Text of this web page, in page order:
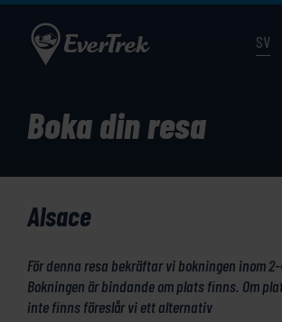
SV
Boka din resa
Alsace
För denna resa bekräftar vi bokningen inom
Bokningen är bindande om plats finns. Om
inte finns föreslår vi ett alternativ